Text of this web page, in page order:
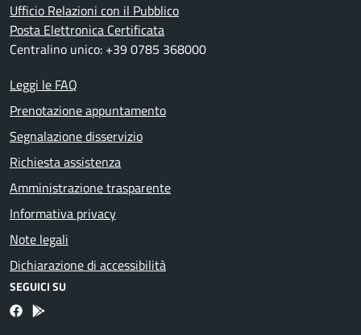
Ufficio Relazioni con il Pubblico
Posta Elettronica Certificata
Centralino unico: +39 0785 368000
Leggi le FAQ
Prenotazione appuntamento
Segnalazione disservizio
Richiesta assistenza
Amministrazione trasparente
Informativa privacy
Note legali
Dichiarazione di accessibilità
SEGUICI SU
FacebookBosa inApp